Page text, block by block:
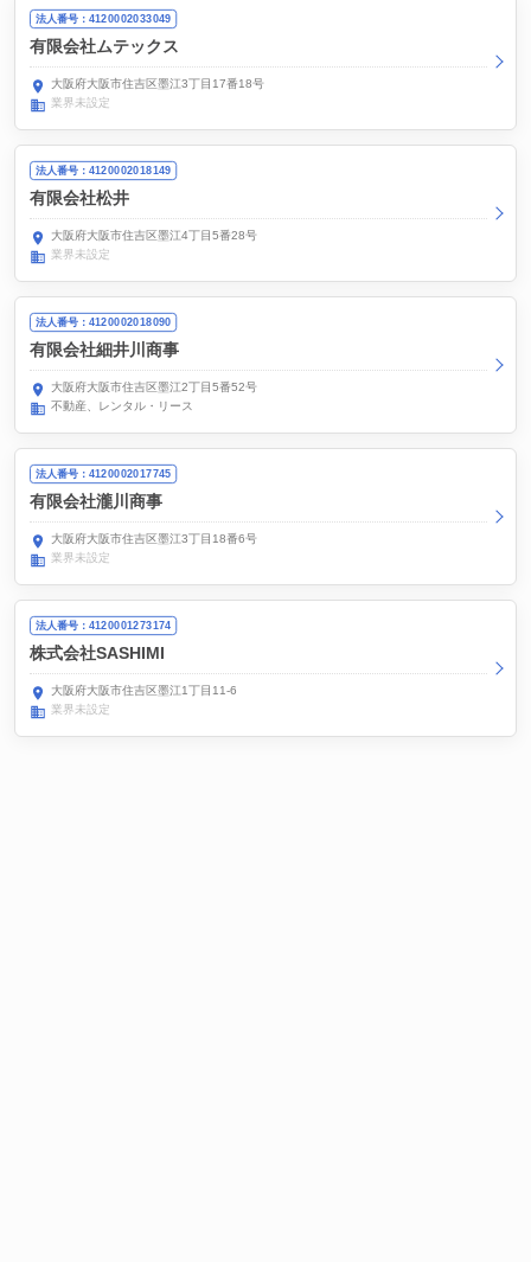
法人番号：4120002033049
有限会社ムテックス
大阪府大阪市住吉区墨江3丁目17番18号
業界未設定
法人番号：4120002018149
有限会社松井
大阪府大阪市住吉区墨江4丁目5番28号
業界未設定
法人番号：4120002018090
有限会社細井川商事
大阪府大阪市住吉区墨江2丁目5番52号
不動産、レンタル・リース
法人番号：4120002017745
有限会社瀧川商事
大阪府大阪市住吉区墨江3丁目18番6号
業界未設定
法人番号：4120001273174
株式会社SASHIMI
大阪府大阪市住吉区墨江1丁目11-6
業界未設定